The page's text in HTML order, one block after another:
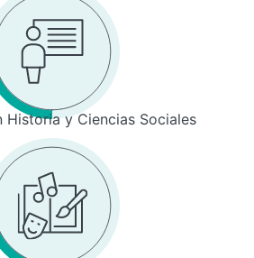
Historia y Ciencias Sociales